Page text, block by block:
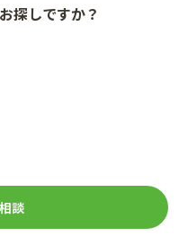
お探しですか？
談